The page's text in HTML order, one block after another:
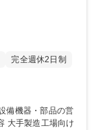
完全週休2日制